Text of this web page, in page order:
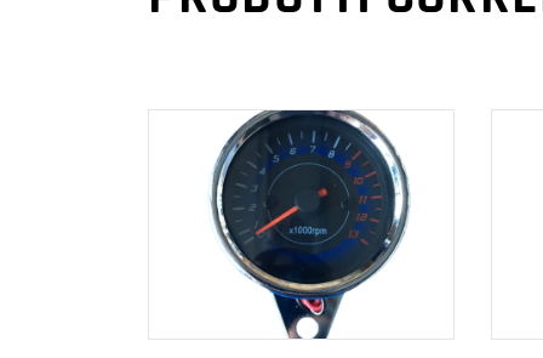
AGGIUNGI AL
CARRELLO